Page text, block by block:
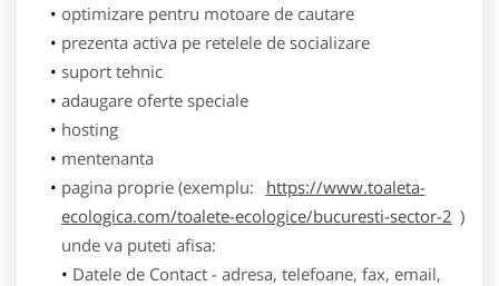
optimizare pentru motoare de cautare
prezenta activa pe retelele de socializare
suport tehnic
adaugare oferte speciale
hosting
mentenanta
pagina proprie (exemplu:
https://www.toaleta-
ecologica.com/toalete-ecologice/bucuresti-sector-2 )
unde va puteti afisa:
Datele de Contact - adresa, telefoane, fax, email,